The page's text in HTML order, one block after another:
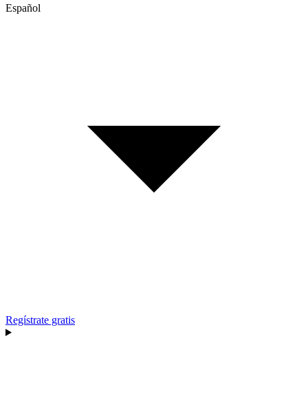
Español
Regístrate gratis